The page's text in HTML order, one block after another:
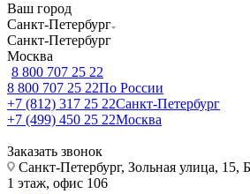
Ваш город
Санкт-Петербург
Санкт-Петербург
Москва
8 800 707 25 22
8 800 707 25 22По России
+7 (812) 317 25 22Санкт-Петербург
+7 (499) 450 25 22Москва
Заказать звонок
Санкт-Петербург, Зольная улица, 15,
1 этаж, офис 106